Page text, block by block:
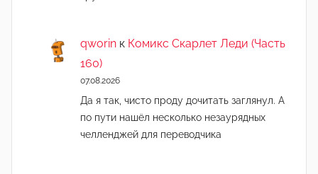
qworin к Комикс Скарлет Леди (Часть
160)
07.08.2026
Да я так, чисто проду дочитать заглянул. А
по пути нашёл несколько незаурядных
челленджей для переводчика